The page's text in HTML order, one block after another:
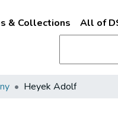
& Collections All of
Heyek Adolf